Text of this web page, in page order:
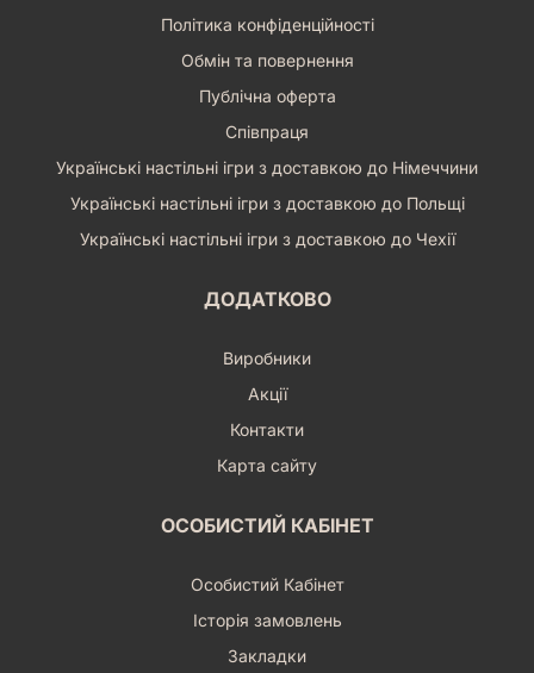
Політика конфіденційності
Обмін та повернення
Публічна оферта
Співпраця
Українські настільні ігри з доставкою до Німеччини
Українські настільні ігри з доставкою до Польщі
Українські настільні ігри з доставкою до Чехії
ДОДАТКОВО
Виробники
Акції
Контакти
Карта сайту
ОСОБИСТИЙ КАБІНЕТ
Особистий Кабінет
Історія замовлень
Закладки